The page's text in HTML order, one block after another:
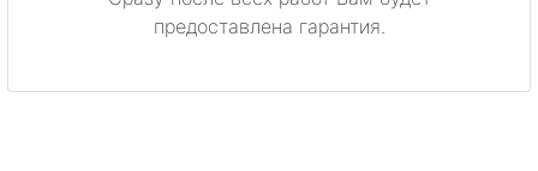
предоставлена гарантия.